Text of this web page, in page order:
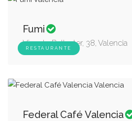
RESTAURANTE
Fumi
Vicente Ballester, 38, Valencia
Federal Café Valencia